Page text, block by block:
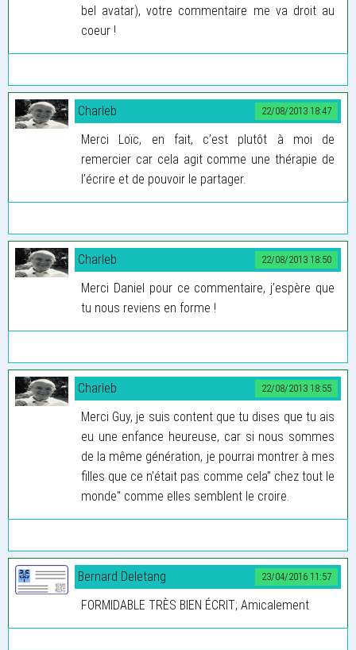
bel avatar), votre commentaire me va droit au
coeur !
22/08/2013 18:47
Charleb
Merci Loïc, en fait, c’est plutôt à moi de
remercier car cela agit comme une thérapie de
l’écrire et de pouvoir le partager.
22/08/2013 18:50
Charleb
Merci Daniel pour ce commentaire, j’espère que
tu nous reviens en forme !
22/08/2013 18:55
Charleb
Merci Guy, je suis content que tu dises que tu ais
eu une enfance heureuse, car si nous sommes
de la même génération, je pourrai montrer à mes
filles que ce n’était pas comme cela" chez tout le
monde" comme elles semblent le croire.
23/04/2016 11:57
Bernard Deletang
FORMIDABLE TRÈS BIEN ÉCRIT; Amicalement